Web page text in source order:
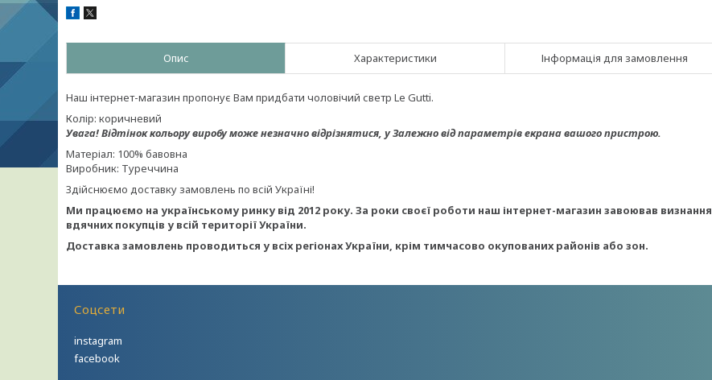
Опис Характеристики Інформація для замовлення
Наш інтернет-магазин пропонує Вам придбати чоловічий светр Le Gutti.
Колір: коричневий
Увага!Відтінок кольору виробу може незначно відрізнятися, уЗалежно від параметрів екрана вашого пристрою.
Матеріал: 100% бавовна
Виробник: Туреччина
Здійснюємо доставку замовлень по всій Україні!
Ми працюємо на українському ринку від 2012 року. За роки своєї роботи наш інтернет-магазин завоював визнання
вдячних покупців у всій території України.
Доставка замовлень проводиться у всіх регіонах України, крім тимчасово окупованих районів або зон.
Соцсети
instagram
facebook